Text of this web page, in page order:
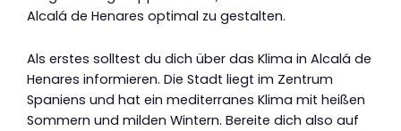
Alcalá de Henares optimal zu gestalten.
Als erstes solltest du dich über das Klima in Alcalá de
Henares informieren. Die Stadt liegt im Zentrum
Spaniens und hat ein mediterranes Klima mit heißen
Sommern und milden Wintern. Bereite dich also auf